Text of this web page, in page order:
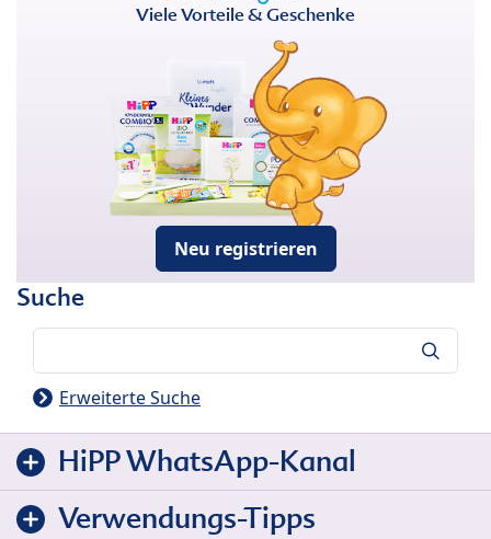
Viele Vorteile & Geschenke
Neu registrieren
Suche
Erweiterte Suche
HiPP WhatsApp-Kanal
Verwendungs-Tipps